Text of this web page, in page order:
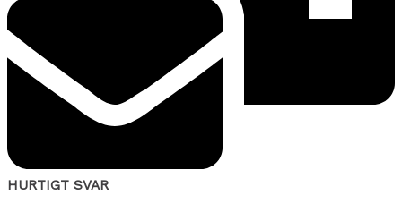
HURTIGT SVAR